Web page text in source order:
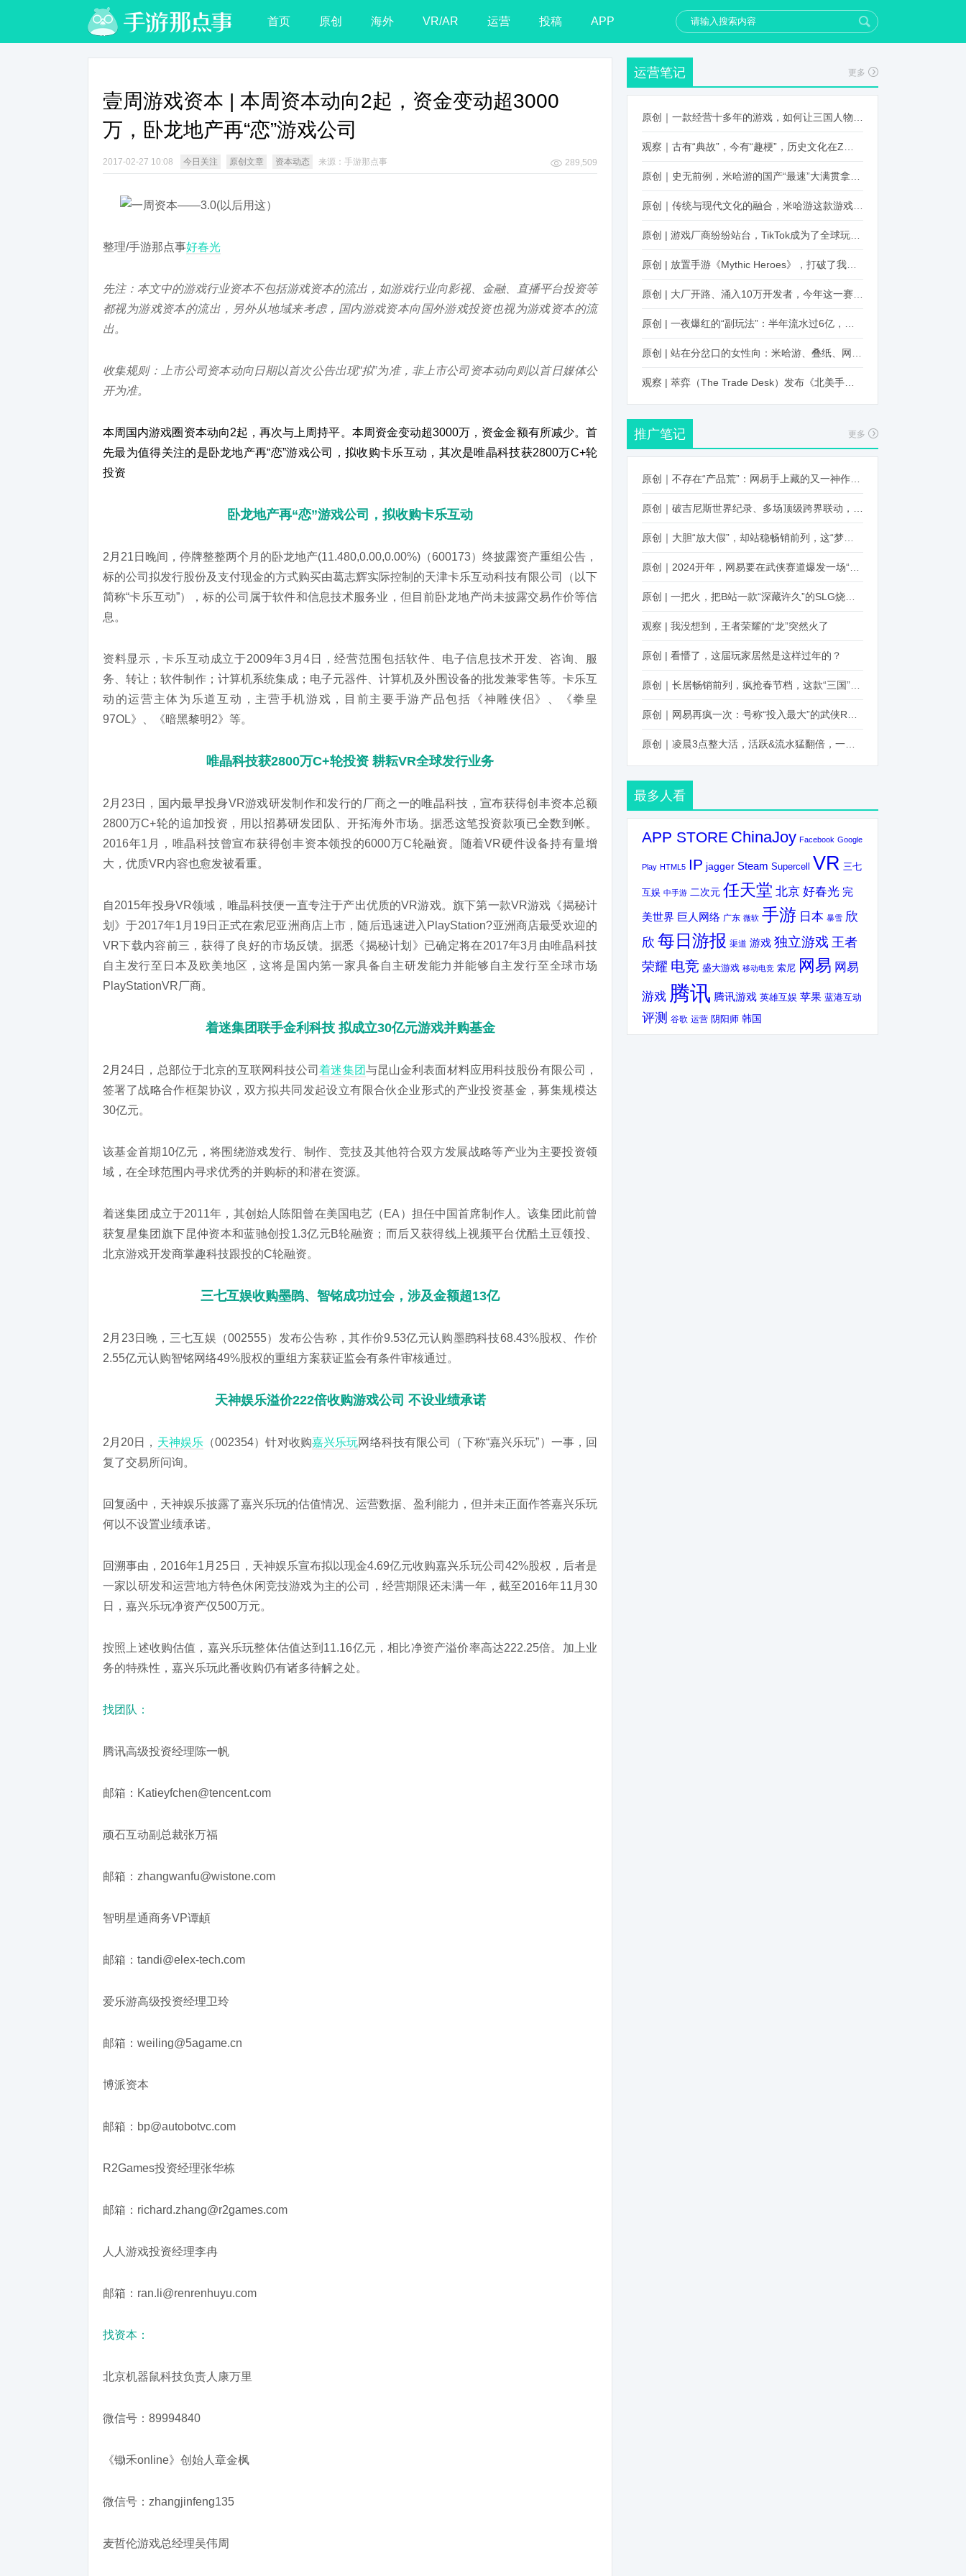
首页 原创 海外 VR/AR 运营 投稿 APP
壹周游戏资本 | 本周资本动向2起，资金变动超3000
万，卧龙地产再“恋”游戏公司
2017-02-27 10:08 今日关注 原创文章 资本动态 来源：手游那点事 289,509
整理/手游那点事好春光
先注：本文中的游戏行业资本不包括游戏资本的流出，如游戏行业向影视、金融、直播平台投资等
都视为游戏资本的流出，另外从地域来考虑，国内游戏资本向国外游戏投资也视为游戏资本的流
出。
收集规则：上市公司资本动向日期以首次公告出现“拟”为准，非上市公司资本动向则以首日媒体公
开为准。
本周国内游戏圈资本动向2起，再次与上周持平。本周资金变动超3000万，资金金额有所减少。首
先最为值得关注的是卧龙地产再“恋”游戏公司，拟收购卡乐互动，其次是唯晶科技获2800万C+轮
投资
卧龙地产再“恋”游戏公司，拟收购卡乐互动
2月21日晚间，停牌整整两个月的卧龙地产(11.480,0.00,0.00%)（600173）终披露资产重组公告，
标的公司拟发行股份及支付现金的方式购买由葛志辉实际控制的天津卡乐互动科技有限公司（以下
简称“卡乐互动”），标的公司属于软件和信息技术服务业，但目前卧龙地产尚未披露交易作价等信
息。
资料显示，卡乐互动成立于2009年3月4日，经营范围包括软件、电子信息技术开发、咨询、服
务、转让；软件制作；计算机系统集成；电子元器件、计算机及外围设备的批发兼零售等。卡乐互
动的运营主体为乐道互动，主营手机游戏，目前主要手游产品包括《神雕侠侣》、《拳皇
97OL》、《暗黑黎明2》等。
唯晶科技获2800万C+轮投资 耕耘VR全球发行业务
2月23日，国内最早投身VR游戏研发制作和发行的厂商之一的唯晶科技，宣布获得创丰资本总额
2800万C+轮的追加投资，用以招募研发团队、开拓海外市场。据悉这笔投资款项已全数到帐。
2016年1月，唯晶科技曾宣布获得创丰资本领投的6000万C轮融资。随着VR硬件设备持有量增
大，优质VR内容也愈发被看重。
自2015年投身VR领域，唯晶科技便一直专注于产出优质的VR游戏。旗下第一款VR游戏《揭秘计
划》于2017年1月19日正式在索尼亚洲商店上市，随后迅速进入PlayStation?亚洲商店最受欢迎的
VR下载内容前三，获得了良好的市场反馈。据悉《揭秘计划》已确定将在2017年3月由唯晶科技
自主发行至日本及欧美地区，这将是国内第一家具备自主研发能力并能够自主发行至全球市场
PlayStationVR厂商。
着迷集团联手金利科技 拟成立30亿元游戏并购基金
2月24日，总部位于北京的互联网科技公司着迷集团与昆山金利表面材料应用科技股份有限公司，
签署了战略合作框架协议，双方拟共同发起设立有限合伙企业形式的产业投资基金，募集规模达
30亿元。
该基金首期10亿元，将围绕游戏发行、制作、竞技及其他符合双方发展战略等产业为主要投资领
域，在全球范围内寻求优秀的并购标的和潜在资源。
着迷集团成立于2011年，其创始人陈阳曾在美国电艺（EA）担任中国首席制作人。该集团此前曾
获复星集团旗下昆仲资本和蓝驰创投1.3亿元B轮融资；而后又获得线上视频平台优酷土豆领投、
北京游戏开发商掌趣科技跟投的C轮融资。
三七互娱收购墨鹍、智铭成功过会，涉及金额超13亿
2月23日晚， 三七互娱 （002555）发布公告称，其作价9.53亿元认购墨鹍科技68.43%股权、作价
2.55亿元认购智铭网络49%股权的重组方案获证监会有条件审核通过。
天神娱乐溢价222倍收购游戏公司 不设业绩承诺
2月20日， 天神娱乐 （002354）针对收购嘉兴乐玩网络科技有限公司（下称“嘉兴乐玩”）一事，回
复了交易所问询。
回复函中，天神娱乐披露了嘉兴乐玩的估值情况、运营数据、盈利能力，但并未正面作答嘉兴乐玩
何以不设置业绩承诺。
回溯事由，2016年1月25日，天神娱乐宣布拟以现金4.69亿元收购嘉兴乐玩公司42%股权，后者是
一家以研发和运营地方特色休闲竞技游戏为主的公司，经营期限还未满一年，截至2016年11月30
日，嘉兴乐玩净资产仅500万元。
按照上述收购估值，嘉兴乐玩整体估值达到11.16亿元，相比净资产溢价率高达222.25倍。加上业
务的特殊性，嘉兴乐玩此番收购仍有诸多待解之处。
找团队：
腾讯高级投资经理陈一帆
邮箱：Katieyfchen@tencent.com
顽石互动副总裁张万福
邮箱：zhangwanfu@wistone.com
智明星通商务VP谭頔
邮箱：tandi@elex-tech.com
爱乐游高级投资经理卫玲
邮箱：weiling@5agame.cn
博派资本
邮箱：bp@autobotvc.com
R2Games投资经理张华栋
邮箱：richard.zhang@r2games.com
人人游戏投资经理李冉
邮箱：ran.li@renrenhuyu.com
找资本：
北京机器鼠科技负责人康万里
微信号：89994840
《锄禾online》创始人章金枫
微信号：zhangjinfeng135
麦哲伦游戏总经理吴伟周
运营笔记 更多
推广笔记 更多
观察 | 我没想到，王者荣耀的“龙”突然火了
原创 | 看懵了，这届玩家居然是这样过年的？
最多人看
APP STORE ChinaJoy Facebook Google
Play HTML5 IP jagger Steam Supercell VR 三七
互娱 中手游 二次元 任天堂 北京 好春光 完
美世界 巨人网络 广东 微软 手游 日本 暴雪 欣
欣 每日游报 渠道 游戏 独立游戏 王者
荣耀 电竞 盛大游戏 移动电竞 索尼 网易 网易
游戏 腾讯 腾讯游戏 英雄互娱 苹果 蓝港互动
评测 谷歌 运营 阴阳师 韩国